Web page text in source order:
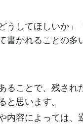
うしてほしいか」
かれることの多
ることで、残され
思います。
内容によっては